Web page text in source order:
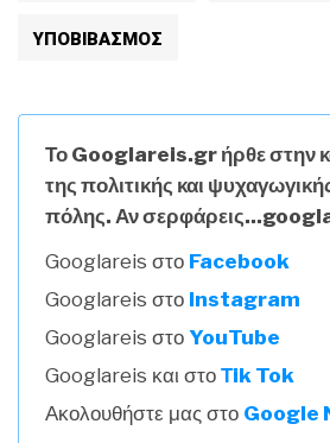
ΥΠΟΒΙΒΑΣΜΌΣ
Το Googlareis.gr ήρθε στην
της πολιτικής και
πόλης. Αν
Googlareis στο Facebook
Googlareis στο Instagram
Googlareis στο YouTube
Googlareis και στο Τik Tok
Ακολουθήστε μας στο Google